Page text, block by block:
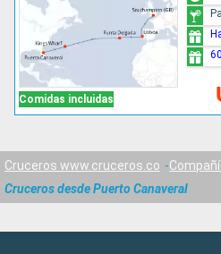
Comidas incluidas
Cruceros www.cruceros.co
Cruceros desde Puerto Canaveral